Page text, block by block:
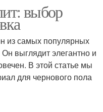
выбор
из самых популярных
выглядит элегантно и
В этой статье мы
для чернового пола